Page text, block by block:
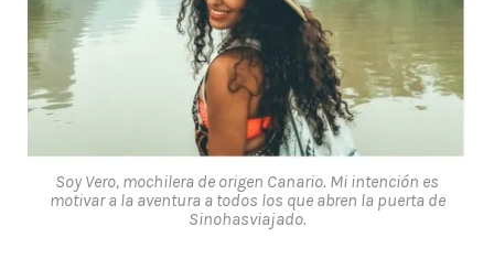
Soy Vero, mochilera de origen Canario. Mi intención es
motivar a la aventura a todos los que abren la puerta de
Sinohasviajado.